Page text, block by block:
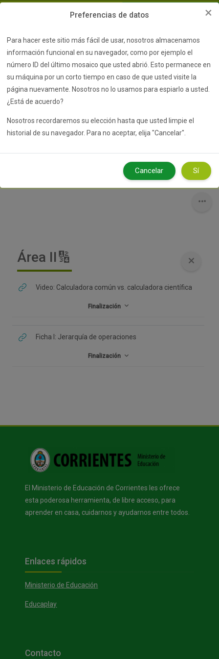
Salta al contenido principal
Nombre
de
Contraseña
Acceder
¿Olvidó su nombre de usuario o contraseña?
Abrir índice del curso
Microtaller - Aulas Virtuales
Área II🔢
Video: Calculadora común vs. calculadora científica
Finalización
Ficha I: Jerarquía de operaciones
Finalización
El Ministerio de Educación de Corrientes les ofrece
esta poderosa herramienta, de libre acceso, para
aprender en casa, cuidarnos y ayudarnos entre todos.
Bloques
Enlaces rápidos
Ministerio de Educación
Educaplay
Bloques
Contacto
Preferencias de datos ×
Para hacer este sitio más fácil de usar, nosotros almacenamos
información funcional en su navegador, como por ejemplo el
número ID del último mosaico que usted abrió. Esto permanece en
su máquina por un corto tiempo en caso de que usted visite la
página nuevamente. Nosotros no lo usamos para espiarlo a usted.
¿Está de acuerdo?
Nosotros recordaremos su elección hasta que usted limpie el
historial de su navegador. Para no aceptar, elija "Cancelar".
Cancelar Sí